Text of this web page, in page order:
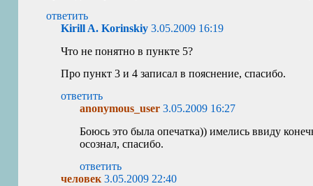
ответить
Kirill A. Korinskiy 3.05.2009 16:19
Что не понятно в пункте 5?
Про пункт 3 и 4 записал в пояснение, спасибо.
ответить
anonymous_user3.05.2009 16:27
Боюсь это была опечатка)) имелись ввиду
осознал, спасибо.
ответить
человек3.05.2009 22:40